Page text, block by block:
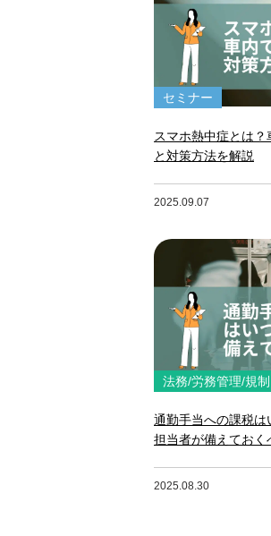
セミナー
スマホ熱中症とは
と対策方法を解説
2025.09.07
法務/労務管理/規制
通勤手当への課税
担当者が備えておく
2025.08.30